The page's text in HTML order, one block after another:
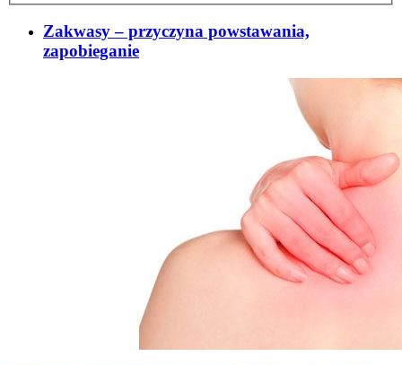
Zakwasy – przyczyna powstawania,
zapobieganie